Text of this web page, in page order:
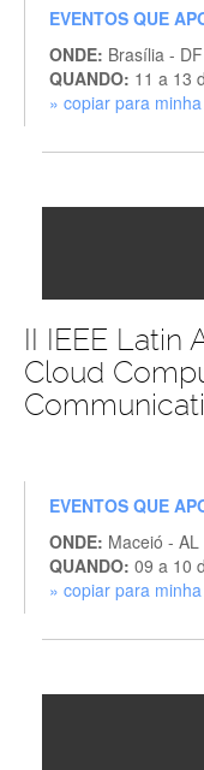
EVENTOS QUE
ONDE: Brasília - DF
QUANDO: 11 a 13
» copiar para
II IEEE Latin
Cloud
EVENTOS QUE
ONDE: Maceió - AL
QUANDO: 09 a 10
» copiar para